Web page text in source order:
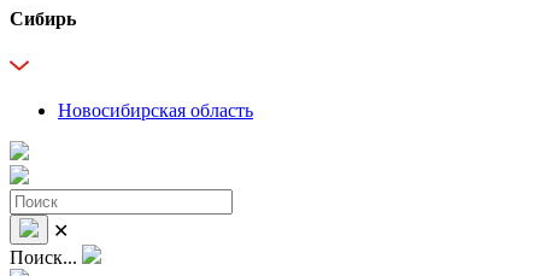
Сибирь
Новосибирская область
✕
Поиск...